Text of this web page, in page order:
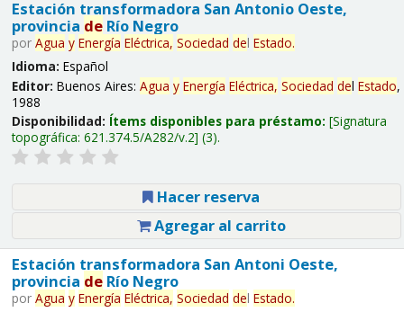
Estación transformadora San Antonio Oeste,
provincia deRío Negro
por Agua y Energía Eléctrica, Sociedad del Estado.
Idioma: Español
Editor: Buenos Aires: Agua y Energía Eléctrica, Sociedad del Estado,
1988
Disponibilidad: Ítems disponibles para préstamo: Signatura
topográfica: 621.374.5/A282/v.2 (3).
Hacer reserva
Agregar al carrito
Estación transformadora San Antoni Oeste,
provincia deRío Negro
por Agua y Energía Eléctrica, Sociedad del Estado.